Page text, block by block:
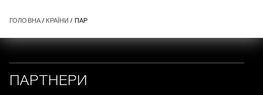
ГОЛОВНА/ КРАЇНИ / ПАР
ПАРТНЕРИ